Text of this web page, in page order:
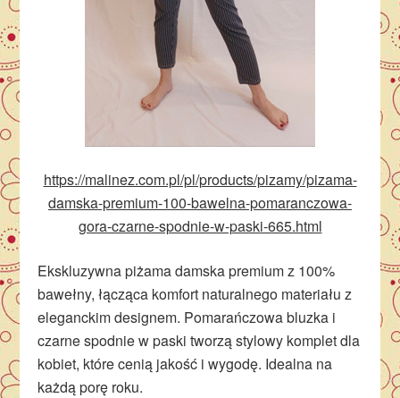
https://malinez.com.pl/pl/products/pizamy/pizama-
damska-premium-100-bawelna-pomaranczowa-
gora-czarne-spodnie-w-paski-665.html
Ekskluzywna piżama damska premium z 100%
bawełny, łącząca komfort naturalnego materiału z
eleganckim designem. Pomarańczowa bluzka i
czarne spodnie w paski tworzą stylowy komplet dla
kobiet, które cenią jakość i wygodę. Idealna na
każdą porę roku.